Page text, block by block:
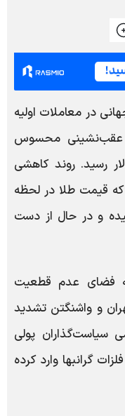
در معاملات اولیه
با عقب‌نشینی محسوس
شد و به محدوده ۴۵۳۵ دلار رسید. روند کاهشی
که قیمت طلا در لحظه
به ۴۵۱۲ دلار رسیده و در حال از دست
فضای عدم قطعیت
و واشنگتن تشدید
سیاست‌گذاران پولی
گرانبها وارد کرده